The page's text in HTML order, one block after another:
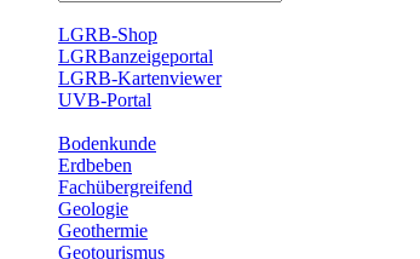
LGRB-Shop
LGRBanzeigeportal
LGRB-Kartenviewer
UVB-Portal
Bodenkunde
Erdbeben
Fachübergreifend
Geologie
Geothermie
Geotourismus